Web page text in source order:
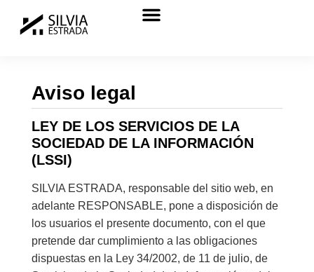
Aviso legal
LEY DE LOS SERVICIOS DE LA
SOCIEDAD DE LA INFORMACIÓN
(LSSI)
SILVIA ESTRADA, responsable del sitio web, en
adelante RESPONSABLE, pone a disposición de
los usuarios el presente documento, con el que
pretende dar cumplimiento a las obligaciones
dispuestas en la Ley 34/2002, de 11 de julio, de